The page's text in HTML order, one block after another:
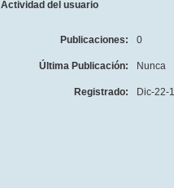
Actividad del usuario
Publicaciones: 0
Última Publicación: Nunca
Registrado: Dic-22-